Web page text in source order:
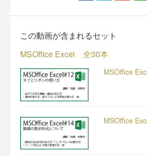
この動画が含まれるセット
MSOffice Excel 全30本
MSOffice
MSOffice